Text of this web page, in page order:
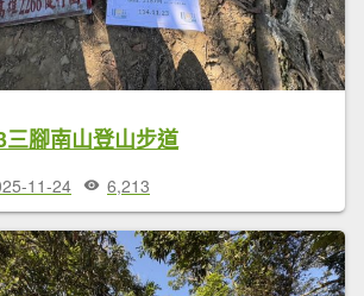
腳南山登山步道
11-24 6,213